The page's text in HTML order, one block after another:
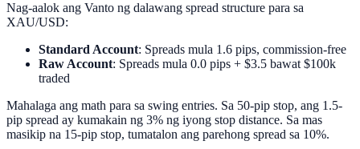
Nag-aalok ang Vanto ng dalawang spread structure para sa
XAU/USD:
Standard Account: Spreads mula 1.6 pips, commission-free
Raw Account: Spreads mula 0.0 pips + $3.5 bawat $100k
traded
Mahalaga ang math para sa swing entries. Sa 50-pip stop, ang 1.5-
pip spread ay kumakain ng 3% ng iyong stop distance. Sa mas
masikip na 15-pip stop, tumatalon ang parehong spread sa 10%.